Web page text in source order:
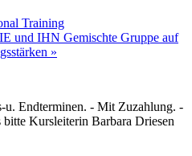
Training
und IHN Gemischte Gruppe auf
»
u. Endterminen. - Mit Zuzahlung. -
Kursleiterin Barbara Driesen